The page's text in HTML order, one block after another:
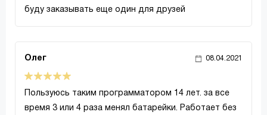
буду заказывать еще один для друзей
Олег 08.04.2021
Пользуюсь таким программатором 14 лет. за все
время 3 или 4 раза менял батарейки. Работает без